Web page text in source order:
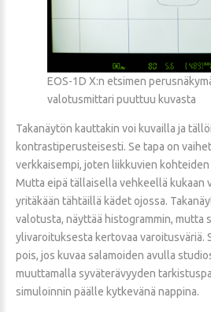
EOS-1D X:n etsimen
valotusmittari puuttuu kuvasta
Takanäytön kauttakin voi kuvailla ja
kontrastiperusteisesti. Se tapa on
verkkaisempi, joten liikkuvien
Mutta eipä tällaisella vehkeellä kukaan
yritäkään tähtäillä kädet ojossa.
valotusta, näyttää histogrammin, mutta
ylivaroituksesta kertovaa varoitusväriä.
pois, jos kuvaa salamoiden avulla
muuttamalla syväterävyyden
simuloinnin päälle kytkevänä nappina.